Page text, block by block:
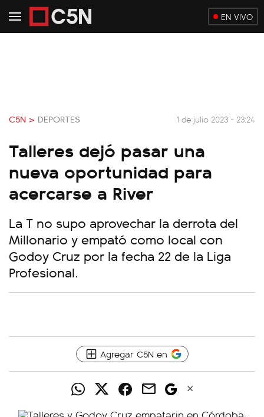
EN VIVO
C5N > DEPORTES 1 de julio 2023 - 23:24
Talleres dejó pasar una
nueva oportunidad para
acercarse a River
La T no supo aprovechar la derrota del
Millonario y empató como local con
Godoy Cruz por la fecha 22 de la Liga
Profesional.
Agregar C5N en